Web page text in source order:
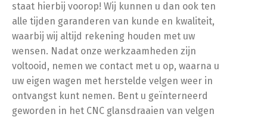
staat hierbij voorop! Wij kunnen u dan ook ten
alle tijden garanderen van kunde en kwaliteit,
waarbij wij altijd rekening houden met uw
wensen. Nadat onze werkzaamheden zijn
voltooid, nemen we contact met u op, waarna u
uw eigen wagen met herstelde velgen weer in
ontvangst kunt nemen. Bent u geïnterneerd
geworden in het CNC glansdraaien van velgen